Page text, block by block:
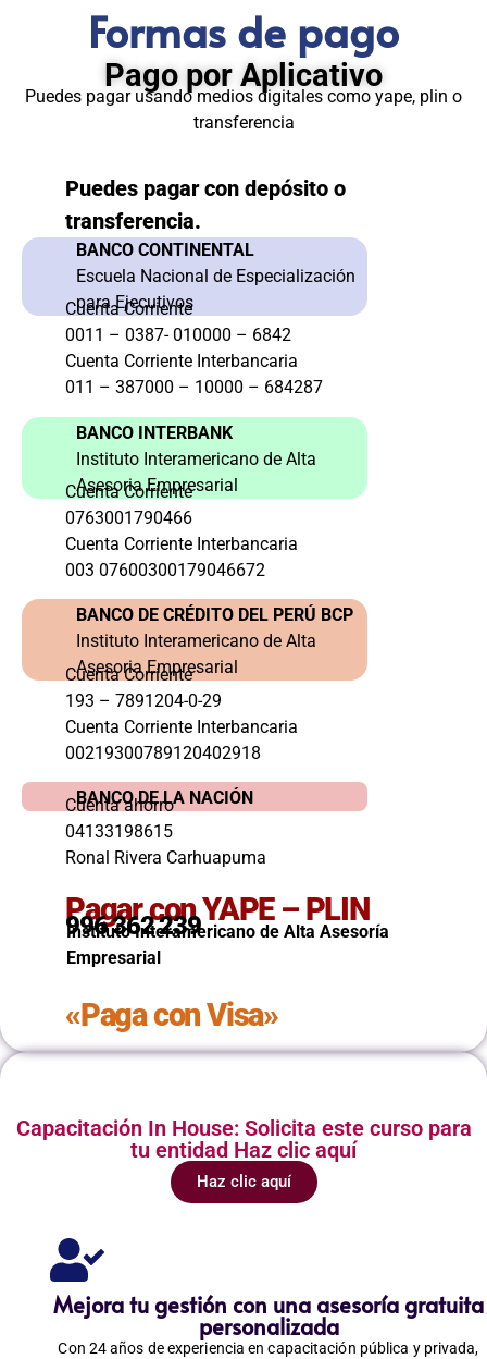
Formas de pago
Pago por Aplicativo
Puedes pagar usando medios digitales como yape, plin o
transferencia
Puedes pagar con depósito o
transferencia.
BANCO CONTINENTAL
Escuela Nacional de Especialización
para Ejecutivos
Cuenta Corriente
0011 – 0387- 010000 – 6842
Cuenta Corriente Interbancaria
011 – 387000 – 10000 – 684287
BANCO INTERBANK
Instituto Interamericano de Alta
Asesoria Empresarial
Cuenta Corriente
0763001790466
Cuenta Corriente Interbancaria
003 07600300179046672
BANCO DE CRÉDITO DEL PERÚ BCP
Instituto Interamericano de Alta
Asesoria Empresarial
Cuenta Corriente
193 – 7891204-0-29
Cuenta Corriente Interbancaria
00219300789120402918
BANCO DE LA NACIÓN
Cuenta ahorro
04133198615
Ronal Rivera Carhuapuma
Pagar con YAPE – PLIN
996 362 239
Instituto Interamericano de Alta Asesoría
Empresarial
«Paga con Visa»
Capacitación In House: Solicita este curso para
tu entidad Haz clic aquí
Haz clic aquí
Mejora tu gestión con una asesoría gratuita
personalizada
Con 24 años de experiencia en capacitación pública y privada,